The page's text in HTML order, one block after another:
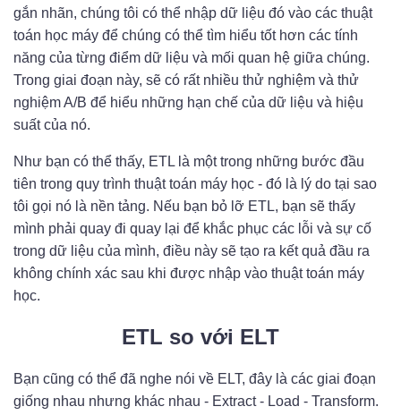
gắn nhãn, chúng tôi có thể nhập dữ liệu đó vào các thuật
toán học máy để chúng có thể tìm hiểu tốt hơn các tính
năng của từng điểm dữ liệu và mối quan hệ giữa chúng.
Trong giai đoạn này, sẽ có rất nhiều thử nghiệm và thử
nghiệm A/B để hiểu những hạn chế của dữ liệu và hiệu
suất của nó.
Như bạn có thể thấy, ETL là một trong những bước đầu
tiên trong quy trình thuật toán máy học - đó là lý do tại sao
tôi gọi nó là nền tảng. Nếu bạn bỏ lỡ ETL, bạn sẽ thấy
mình phải quay đi quay lại để khắc phục các lỗi và sự cố
trong dữ liệu của mình, điều này sẽ tạo ra kết quả đầu ra
không chính xác sau khi được nhập vào thuật toán máy
học.
ETL so với ELT
Bạn cũng có thể đã nghe nói về ELT, đây là các giai đoạn
giống nhau nhưng khác nhau - Extract - Load - Transform.